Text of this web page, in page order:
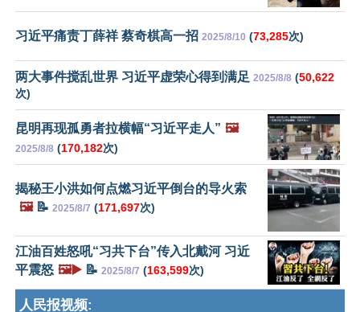
习近平痛责丁薛祥 蔡奇棋高一招 2025/8/10 (73,285次)
两大事件搅乱世界 习近平虚荣心得到满足 2025/8/8 (50,622
次)
昆明再现孤勇者拉横幅“习近平走人” 🖼️
2025/8/8 (170,182次)
揭秘王小洪如何点燃习近平倒台的导火索
🖼️📝 2025/8/7 (171,697次)
江油百姓怒吼“习共下台”传入北戴河 习近
平震怒 🖼️▶️ 📝 2025/8/7 (163,599次)
人民报视频: